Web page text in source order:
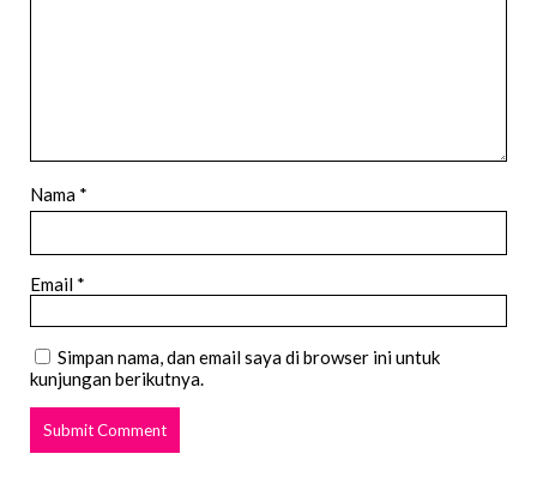
Nama *
Email *
Simpan nama, dan email saya di browser ini untuk
kunjungan berikutnya.